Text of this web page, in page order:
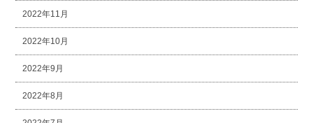
2022年11月
2022年10月
2022年9月
2022年8月